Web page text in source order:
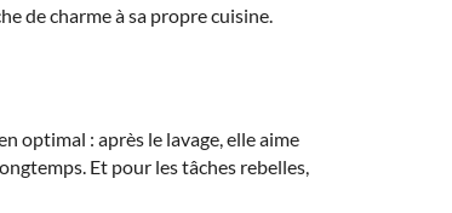
de charme à sa propre cuisine.
optimal : après le lavage, elle aime
Et pour les tâches rebelles,